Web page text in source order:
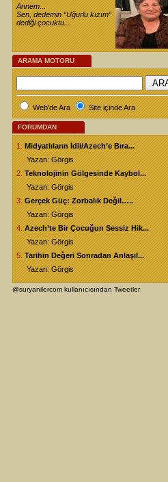
Annem...
Sen, dedemin “Uğurlu kızım”
dediği çocuktu...
ARAMA MOTORU
Web'de Ara Site içinde Ara
FORUMDAN
1.
Midyatlıların İdil/Azech’e Bıra...
Yazan: Görgis
2. Teknolojinin Gölgesinde Kaybol...
Yazan: Görgis
3. Gerçek Güç: Zorbalık Değil…..
Yazan: Görgis
4. Azech’te Bir Çocuğun Sessiz Hik...
Yazan: Görgis
5. Tarihin Değeri Sonradan Anlaşıl...
Yazan: Görgis
@suryanilercom kullanıcısından Tweetler